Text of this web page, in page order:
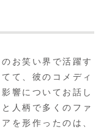
お笑い界で活躍す
て、彼のコメディ
響についてお話し
人柄で多くのファ
を形作ったのは、